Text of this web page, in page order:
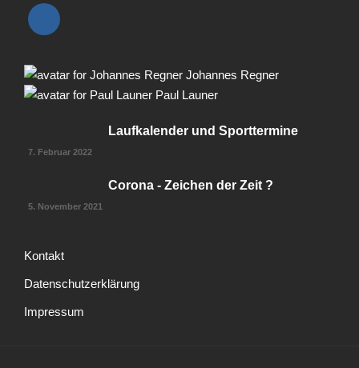
Johannes Regner
Paul Launer
Laufkalender und Sporttermine
7. Februar 2022
Corona - Zeichen der Zeit ?
5. November 2021
Kontakt
Datenschutzerklärung
Impressum